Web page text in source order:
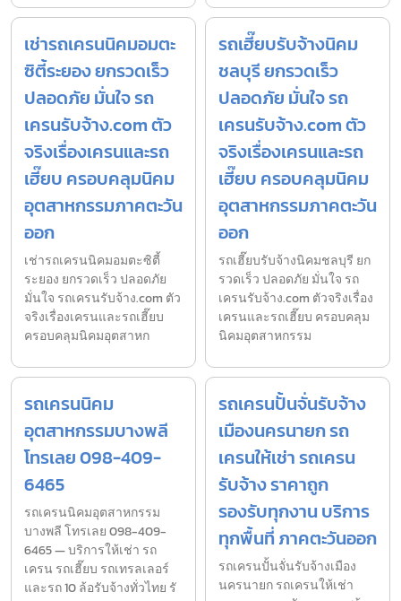
เช่ารถเครนนิคมอมตะ
ซิตี้ระยอง ยกรวดเร็ว
ปลอดภัย มั่นใจ รถ
เครนรับจ้าง.com ตัว
จริงเรื่องเครนและรถ
เฮี๊ยบ ครอบคลุมนิคม
อุตสาหกรรมภาคตะวัน
ออก
เช่ารถเครนนิคมอมตะซิตี้
ระยอง ยกรวดเร็ว ปลอดภัย
มั่นใจ รถเครนรับจ้าง.com ตัว
จริงเรื่องเครนและรถเฮี๊ยบ
ครอบคลุมนิคมอุตสาหก
รถเฮี๊ยบรับจ้างนิคม
ชลบุรี ยกรวดเร็ว
ปลอดภัย มั่นใจ รถ
เครนรับจ้าง.com ตัว
จริงเรื่องเครนและรถ
เฮี๊ยบ ครอบคลุมนิคม
อุตสาหกรรมภาคตะวัน
ออก
รถเฮี๊ยบรับจ้างนิคมชลบุรี ยก
รวดเร็ว ปลอดภัย มั่นใจ รถ
เครนรับจ้าง.com ตัวจริงเรื่อง
เครนและรถเฮี๊ยบ ครอบคลุม
นิคมอุตสาหกรรม
รถเครนนิคม
อุตสาหกรรมบางพลี
โทรเลย 098-409-
6465
รถเครนนิคมอุตสาหกรรม
บางพลี โทรเลย 098-409-
6465 — บริการให้เช่า รถ
เครน รถเฮี๊ยบ รถเทรลเลอร์
และรถ 10 ล้อรับจ้างทั่วไทย รั
รถเครนปั้นจั่นรับจ้าง
เมืองนครนายก รถ
เครนให้เช่า รถเครน
รับจ้าง ราคาถูก
รองรับทุกงาน บริการ
ทุกพื้นที่ ภาคตะวันออก
รถเครนปั้นจั่นรับจ้างเมือง
นครนายก รถเครนให้เช่า